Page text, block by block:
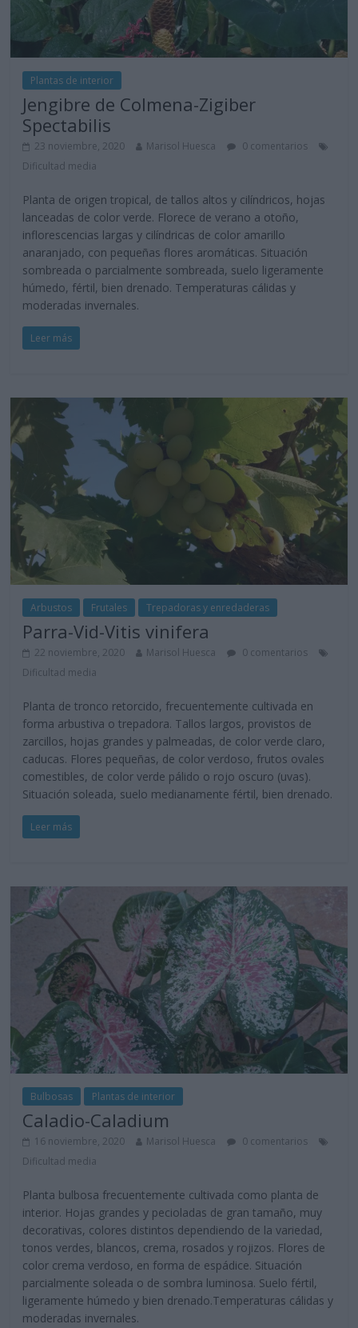
Plantas de interior
Jengibre de Colmena-Zigiber
Spectabilis
23 noviembre, 2020 Marisol Huesca
0 comentarios
Dificultad media
Planta de origen tropical, de tallos altos y cilíndricos, hojas
lanceadas de color verde. Florece de verano a otoño,
inflorescencias largas y cilíndricas de color amarillo
anaranjado, con pequeñas flores aromáticas. Situación
sombreada o parcialmente sombreada, suelo ligeramente
húmedo, fértil, bien drenado. Temperaturas cálidas y
moderadas invernales.
Leer más
Arbustos Frutales Trepadoras y enredaderas
Parra-Vid-Vitis vinifera
22 noviembre, 2020 Marisol Huesca
0 comentarios
Dificultad media
Planta de tronco retorcido, frecuentemente cultivada en
forma arbustiva o trepadora. Tallos largos, provistos de
zarcillos, hojas grandes y palmeadas, de color verde claro,
caducas. Flores pequeñas, de color verdoso, frutos ovales
comestibles, de color verde pálido o rojo oscuro (uvas).
Situación soleada, suelo medianamente fértil, bien drenado.
Leer más
Bulbosas Plantas de interior
Caladio-Caladium
16 noviembre, 2020 Marisol Huesca
0 comentarios
Dificultad media
Planta bulbosa frecuentemente cultivada como planta de
interior. Hojas grandes y pecioladas de gran tamaño, muy
decorativas, colores distintos dependiendo de la variedad,
tonos verdes, blancos, crema, rosados y rojizos. Flores de
color crema verdoso, en forma de espádice. Situación
parcialmente soleada o de sombra luminosa. Suelo fértil,
ligeramente húmedo y bien drenado.Temperaturas cálidas y
moderadas invernales.